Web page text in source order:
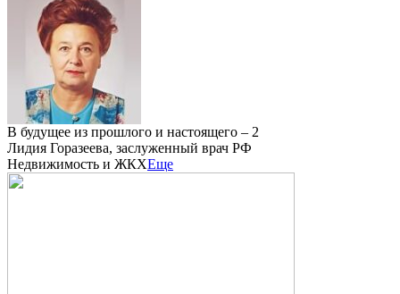
В будущее из прошлого и настоящего – 2
Лидия Горазеева, заслуженный врач РФ
Недвижимость и ЖКХЕще